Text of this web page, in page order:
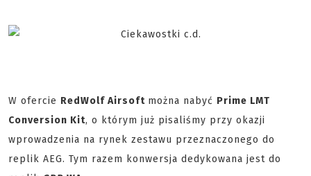
W ofercie RedWolf Airsoft można nabyć Prime LMT
Conversion Kit, o którym już pisaliśmy przy okazji
wprowadzenia na rynek zestawu przeznaczonego do
replik AEG. Tym razem konwersja dedykowana jest do